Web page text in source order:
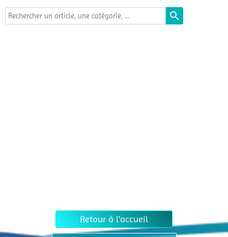
search
Retour à l'accueil